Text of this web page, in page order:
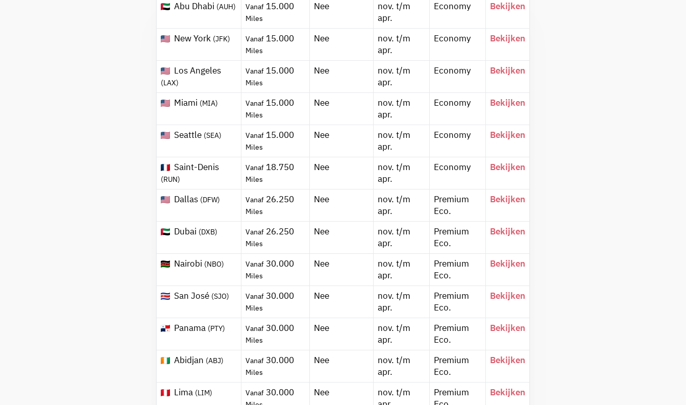
Abu Dhabi (AUH) Vanaf15.000
Miles
Nee
nov. t/m
apr.
Economy Bekijken
New York (JFK) Vanaf15.000
Miles
Nee
nov. t/m
apr.
Economy Bekijken
Los Angeles
(LAX)
Vanaf15.000
Miles
Nee
nov. t/m
apr.
Economy Bekijken
Miami (MIA) Vanaf15.000
Miles
Nee
nov. t/m
apr.
Economy Bekijken
Seattle (SEA) Vanaf15.000
Miles
Nee
nov. t/m
apr.
Economy Bekijken
Saint-Denis
(RUN)
Vanaf18.750
Miles
Nee
nov. t/m
apr.
Economy Bekijken
Dallas (DFW) Vanaf26.250
Miles
Nee
nov. t/m
apr.
Premium
Eco.
Bekijken
Dubai (DXB) Vanaf26.250
Miles
Nee
nov. t/m
apr.
Premium
Eco.
Bekijken
Nairobi (NBO) Vanaf30.000
Miles
Nee
nov. t/m
apr.
Premium
Eco.
Bekijken
San José (SJO) Vanaf30.000
Miles
Nee
nov. t/m
apr.
Premium
Eco.
Bekijken
Panama (PTY) Vanaf30.000
Miles
Nee
nov. t/m
apr.
Premium
Eco.
Bekijken
Abidjan (ABJ) Vanaf30.000
Miles
Nee
nov. t/m
apr.
Premium
Eco.
Bekijken
Lima (LIM) Vanaf30.000 Nee
nov. t/m
Premium
Bekijken